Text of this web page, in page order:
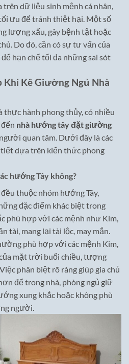
dữ liệu sinh mệnh cá nhân,
ưu để tránh thiệt hại. Một số
lượng xấu, gây bệnh tật hoặc
Do đó, cần có sự tư vấn của
hạn chế tối đa những sai sót
Kê Giường Ngủ Nhà
thực hành phong thủy, có nhiều
nhà hướng tây đặt giường
quan tâm. Dưới đây là các
dựa trên kiến thức phong
hướng Tây không?
thuộc nhóm hướng Tây,
đặc điểm khác biệt trong
phù hợp với các mệnh như Kim,
tài, mang lại tài lộc, may mắn.
phù hợp với các mệnh Kim,
mặt trời buổi chiều, tượng
phân biệt rõ ràng giúp gia chủ
để trong nhà, phòng ngủ giữ
xung khắc hoặc không phù
người.